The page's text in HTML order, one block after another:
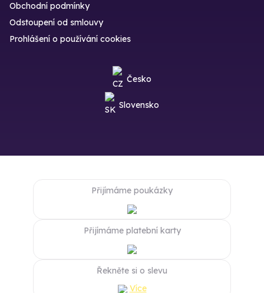
Obchodní podmínky
Odstoupení od smlouvy
Prohlášení o používání cookies
Česko
Slovensko
Přijímáme poukázky
Přijímáme platební karty
Řekněte si o slevu
Více